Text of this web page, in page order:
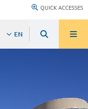
QUICK ACCESSES
EN